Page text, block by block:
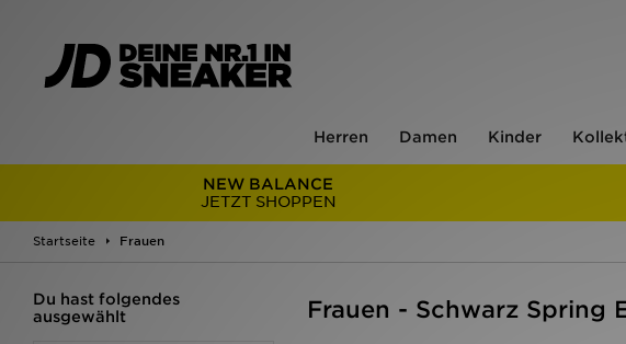
Herren Damen Kinder
NEW BALANCE
JETZT SHOPPEN
Startseite Frauen
Du hast folgendes
ausgewählt
Frauen - Schwarz Spring